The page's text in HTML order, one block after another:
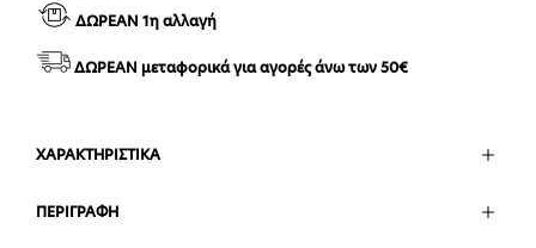
ΔΩΡΕΑΝ 1η αλλαγή
ΔΩΡΕΑΝ μεταφορικά για αγορές άνω των 50€
ΧΑΡΑΚΤΗΡΙΣΤΙΚΑ
ΠΕΡΙΓΡΑΦΗ